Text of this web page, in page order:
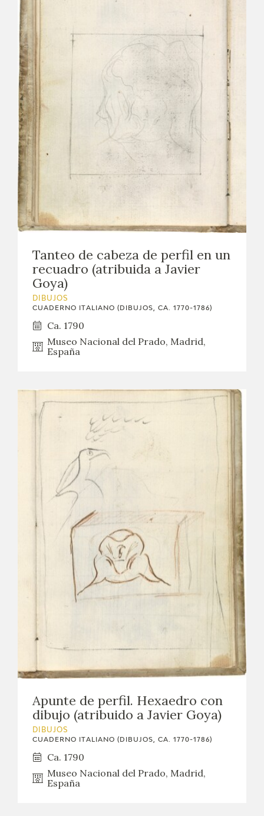
Tanteo de cabeza de perfil en un
recuadro (atribuida a Javier
Goya)
DIBUJOS
CUADERNO ITALIANO (DIBUJOS, CA. 1770-1786)
Ca. 1790
Museo Nacional del Prado, Madrid,
España
Apunte de perfil. Hexaedro con
dibujo (atribuido a Javier Goya)
DIBUJOS
CUADERNO ITALIANO (DIBUJOS, CA. 1770-1786)
Ca. 1790
Museo Nacional del Prado, Madrid,
España